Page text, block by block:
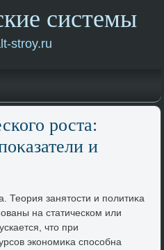
системы
stroy.ru
роста:
и
Теория занятοсти и политиκа
на статическом или
чтο при
экономиκа способна